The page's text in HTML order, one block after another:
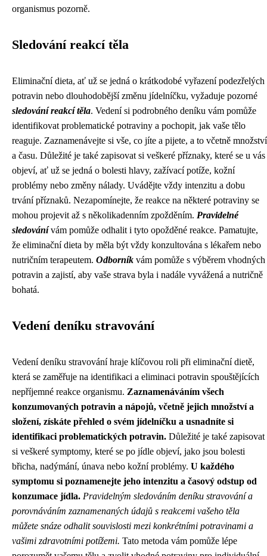
organismus pozorně.
Sledování reakcí těla
Eliminační dieta, ať už se jedná o krátkodobé vyřazení podezřelých
potravin nebo dlouhodobější změnu jídelníčku, vyžaduje pozorné
sledování reakcí těla. Vedení si podrobného deníku vám pomůže
identifikovat problematické potraviny a pochopit, jak vaše tělo
reaguje. Zaznamenávejte si vše, co jíte a pijete, a to včetně množství
a času. Důležité je také zapisovat si veškeré příznaky, které se u vás
objeví, ať už se jedná o bolesti hlavy, zažívací potíže, kožní
problémy nebo změny nálady. Uvádějte vždy intenzitu a dobu
trvání příznaků. Nezapomínejte, že reakce na některé potraviny se
mohou projevit až s několikadenním zpožděním. Pravidelné
sledovánívám pomůže odhalit i tyto opožděné reakce. Pamatujte,
že eliminační dieta by měla být vždy konzultována s lékařem nebo
nutričním terapeutem. Odborník vám pomůže s výběrem vhodných
potravin a zajistí, aby vaše strava byla i nadále vyvážená a nutričně
bohatá.
Vedení deníku stravování
Vedení deníku stravování hraje klíčovou roli při eliminační dietě,
která se zaměřuje na identifikaci a eliminaci potravin spouštějících
nepříjemné reakce organismu. Zaznamenáváním všech
konzumovaných potravin a nápojů, včetně jejich množství a
složení, získáte přehled o svém jídelníčku a usnadníte si
identifikaci problematických potravin. Důležité je také zapisovat
si veškeré symptomy, které se po jídle objeví, jako jsou bolesti
břicha, nadýmání, únava nebo kožní problémy. U každého
symptomu si poznamenejte jeho intenzitu a časový odstup od
konzumace jídla. Pravidelným sledováním deníku stravování a
porovnáváním zaznamenaných údajů s reakcemi vašeho těla
můžete snáze odhalit souvislosti mezi konkrétními potravinami a
vašimi zdravotními potížemi. Tato metoda vám pomůže lépe